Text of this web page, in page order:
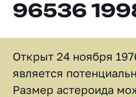
96536
Открыт 24 ноября
является
Размер астероида